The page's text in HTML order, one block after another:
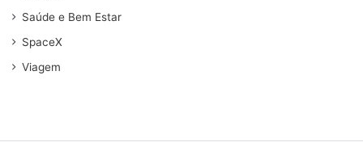
Saúde e Bem Estar
SpaceX
Viagem